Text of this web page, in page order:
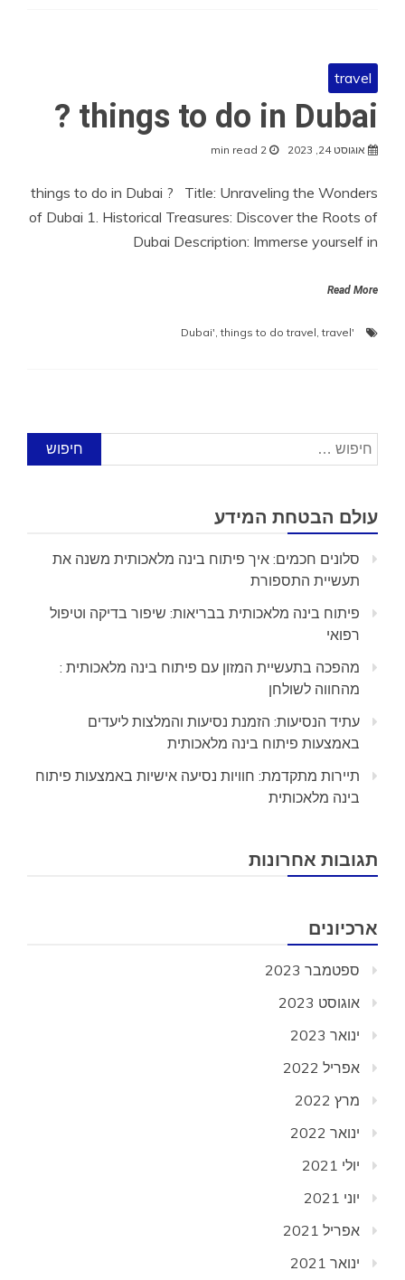
travel
things to do in Dubai ?
אוגוסט 24, 2023 2 min read
things to do in Dubai ? Title: Unraveling the Wonders
of Dubai 1. Historical Treasures: Discover the Roots of
Dubai Description: Immerse yourself in
Read More
'Dubai'
,things to do travel,travel
חיפוש:
עולם הבטחת המידע
סלונים חכמים: איך פיתוח בינה מלאכותית משנה את
תעשיית התספורת
פיתוח בינה מלאכותית בבריאות: שיפור בדיקה וטיפול
רפואי
מהפכה בתעשיית המזון עם פיתוח בינה מלאכותית :
מהחווה לשולחן
עתיד הנסיעות: הזמנת נסיעות והמלצות ליעדים
באמצעות פיתוח בינה מלאכותית
תיירות מתקדמת: חוויות נסיעה אישיות באמצעות פיתוח
בינה מלאכותית
תגובות אחרונות
ארכיונים
ספטמבר 2023
אוגוסט 2023
ינואר 2023
אפריל 2022
מרץ 2022
ינואר 2022
יולי 2021
יוני 2021
אפריל 2021
ינואר 2021